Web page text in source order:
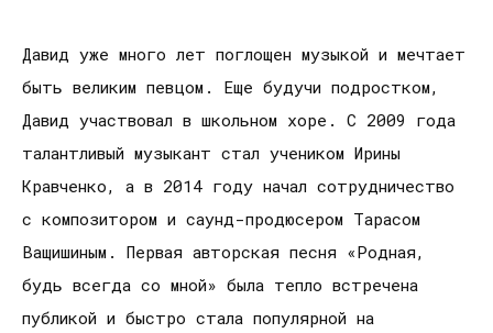
Давид уже много лет поглощен музыкой и мечтает
быть великим певцом. Еще будучи подростком,
Давид участвовал в школьном хоре. С 2009 года
талантливый музыкант стал учеником Ирины
Кравченко, а в 2014 году начал сотрудничество
с композитором и саунд-продюсером Тарасом
Ващишиным. Первая авторская песня «Родная,
будь всегда со мной» была тепло встречена
публикой и быстро стала популярной на